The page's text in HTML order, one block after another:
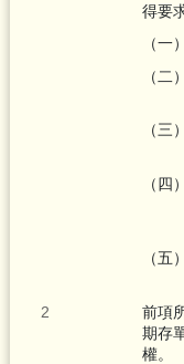
得要
（一
（二
（三
（四
（五
前項
期存
權。